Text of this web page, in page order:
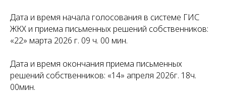
Дата и время начала голосования в системе ГИС
ЖКХ и приема письменных решений собственников:
«22» марта 2026 г. 09 ч. 00 мин.
Дата и время окончания приема письменных
решений собственников: «14» апреля 2026г. 18ч.
00мин.